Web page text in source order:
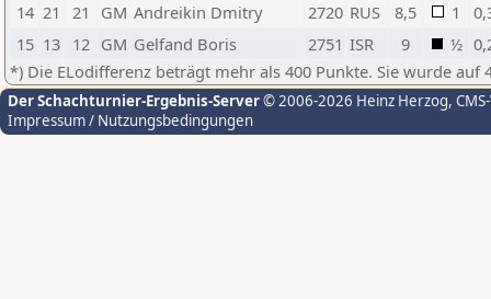
14 21 21 GM Andreikin Dmitry 2720 RUS 8,5 1
15 13 12 GM Gelfand Boris 2751 ISR 9 ½
*) Die ELodifferenz beträgt mehr als 400 Punkte. Sie wurde auf
Der Schachturnier-Ergebnis-Server© 2006-2026 Heinz Herzog,
Impressum / Nutzungsbedingungen